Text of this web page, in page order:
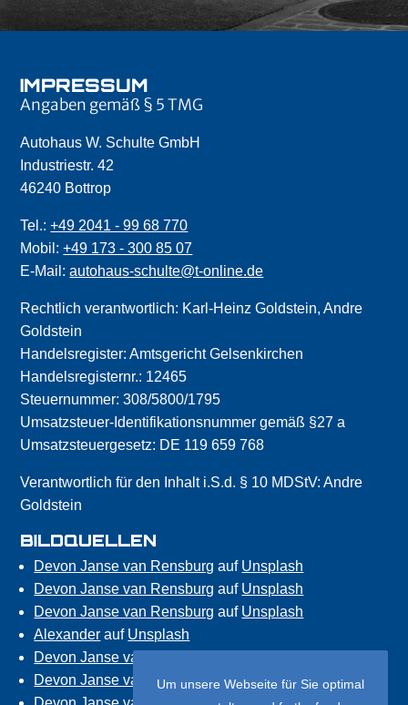
IMPRESSUM
Angaben gemäß § 5 TMG
Autohaus W. Schulte GmbH
Industriestr. 42
46240 Bottrop
Tel.:+49 2041 - 99 68 770
Mobil:+49 173 - 300 85 07
E-Mail:autohaus-schulte@t-online.de
Rechtlich verantwortlich: Karl-Heinz Goldstein, Andre
Goldstein
Handelsregister: Amtsgericht Gelsenkirchen
Handelsregisternr.: 12465
Steuernummer: 308/5800/1795
Umsatzsteuer-Identifikationsnummer gemäß §27 a
Umsatzsteuergesetz: DE 119 659 768
Verantwortlich für den Inhalt i.S.d. § 10 MDStV: Andre
Goldstein
BILDQUELLEN
Devon Janse van Rensburg auf Unsplash
Devon Janse van Rensburg auf Unsplash
Devon Janse van Rensburg auf Unsplash
Alexander auf Unsplash
Devon Janse van Rensburg
Devon Janse van RensburgaufUnsplash
Um unsere Webseite für Sie optimal